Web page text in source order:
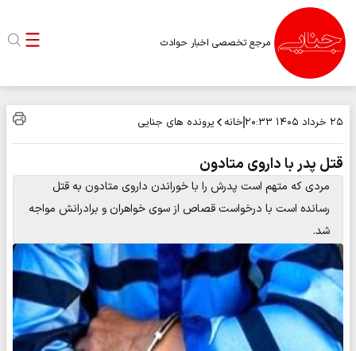
مرجع تخصصی اخبار حوادث
۲۵ خرداد ۱۴۰۵ ۲۰:۳۳ خانه پرونده های جنایی
قتل پدر با داروی متادون
مردی که متهم است پدرش را با خوراندن داروی متادون به قتل
رسانده است با درخواست قصاص از سوی خواهران و برادرانش مواجه
شد.